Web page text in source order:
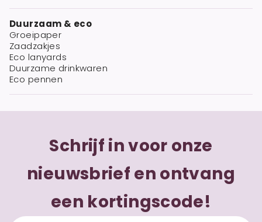
Duurzaam & eco
Groeipaper
Zaadzakjes
Eco lanyards
Duurzame drinkwaren
Eco pennen
Schrijf in voor onze
nieuwsbrief en ontvang
een kortingscode!